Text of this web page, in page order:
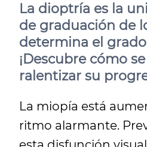
La dioptría es la
de graduación de
determina el
¡Descubre cómo
ralentizar su
La miopía está
ritmo alarmante.